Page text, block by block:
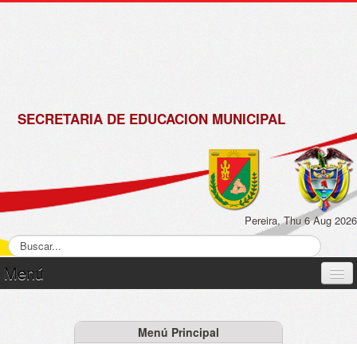
SECRETARIA DE EDUCACION MUNICIPAL
Pereira, Thu 6 Aug 2026
Menú
Menú Principal
de